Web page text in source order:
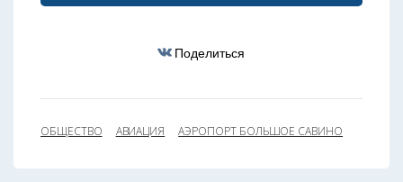
Поделиться
ОБЩЕСТВО АВИАЦИЯ АЭРОПОРТ БОЛЬШОЕ САВИНО